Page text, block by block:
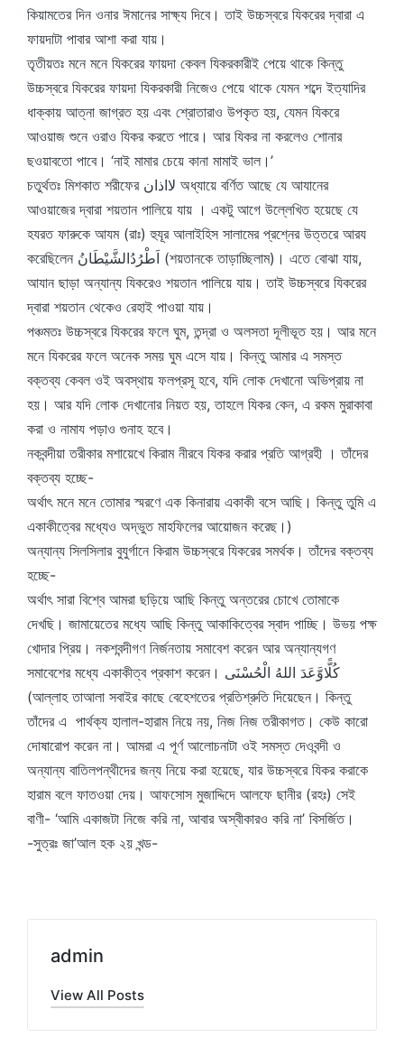
কিয়ামতের দিন ওনার ঈমানের সাক্ষ্য দিবে। তাই উচ্চস্বরে যিকরের দ্বারা এ
ফায়দাটা পাবার আশা করা যায়।
তৃতীয়তঃ মনে মনে যিকরের ফায়দা কেবল যিকরকারীই পেয়ে থাকে কিন্তু
উচ্চস্বরে যিকরের ফায়দা যিকরকারী নিজেও পেয়ে থাকে যেমন শব্দে ইত্যাদির
ধাক্কায় আত্না জাগ্রত হয় এবং শ্রোতারাও উপকৃত হয়, যেমন যিকরে
আওয়াজ শুনে ওরাও যিকর করতে পারে। আর ‍যিকর না করলেও শোনার
ছওয়াবতো পাবে। ‘নাই মামার চেয়ে কানা মামাই ভাল।’
চতুর্থতঃ মিশকাত শরীফের لااذان অধ্যায়ে বর্ণিত আছে যে আযানের
আওয়াজের দ্বারা শয়তান পালিয়ে যায় । একটু আগে উল্লেখিত হয়েছে যে
হযরত ফারুকে আযম (রাঃ) হুযূর আলাইহিস সালামের প্রশ্নের উত্তরে আরয
করেছিলেন اَطْرُدُالشَّيْطَانُ (শয়তানকে তাড়াচ্ছিলাম)। এতে বোঝা যায়,
আযান ছাড়া অন্যান্য যিকরেও শয়তান পালিয়ে যায়। তাই উচ্চস্বরে যিকরের
দ্বারা শয়তান থেকেও রেহাই পাওয়া যায়।
পঞ্চমতঃ উচ্চস্বরে যিকরের ফলে ঘুম, তন্দ্রা ও অলসতা দূলীভূত হয়। আর মনে
মনে যিকরের ফলে অনেক সময় ঘুম এসে যায়। কিন্তু আমার এ সমস্ত
বক্তব্য কেবল ওই অবস্থায় ফলপ্রসূ হবে, যদি লোক দেখানো অভিপ্রায় না
হয়। আর যদি লোক দেখানোর নিয়ত হয়, তাহলে যিকর কেন, এ রকম মুরাকাবা
করা ও নামায পড়াও গুনাহ হবে।
নকবন্দীয়া তরীকার মশায়েখে কিরাম নীরবে যিকর করার প্রতি আগ্রহী । তাঁদের
বক্তব্য হচ্ছে-
অর্থাৎ মনে মনে তোমার স্মরণে এক কিনারায় একাকী বসে আছি। কিন্তু তুমি এ
একাকীত্বের মধ্যেও অদ্ভুত মাহফিলের আয়োজন করেছ।)
অন্যান্য সিলসিলার বুযুর্গানে কিরাম উচ্চস্বরে যিকরের সমর্থক। তাঁদের বক্তব্য
হচ্ছে-
অর্থাৎ সারা বিশ্বে আমরা ছড়িয়ে আছি কিন্তু অন্তরের চোখে তোমাকে
দেখছি। জামায়েতের মধ্যে আছি কিন্তু আকাকিত্বের স্বাদ পাচ্ছি। উভয় পক্ষ
খোদার প্রিয়। নকশবন্দীগণ নির্জনতায় সমাবেশ করেন আর অন্যান্যগণ
সমাবেশের মধ্যে একাকীত্ব প্রকাশ করেন। كُلًّاوَّعَدَ اللهُ الْحُسْنَى
(আল্লাহ তাআলা সবাইর কাছে বেহেশতের প্রতিশ্রুতি দিয়েছেন। কিন্তু
তাঁদের এ পার্থক্য হালাল-হারাম নিয়ে নয়, নিজ নিজ তরীকাগত। কেউ কারো
দোষারোপ করেন না। আমরা এ পূর্ণ আলোচনাটা ওই সমস্ত দেওবন্দী ও
অন্যান্য বাতিলপন্থীদের জন্য নিয়ে করা হয়েছে, যার উচ্চস্বরে যিকর করাকে
হারাম বলে ফাতওয়া দেয়। আফসোস মুজাদ্দিদে আলফে ছানীর (রহঃ) সেই
বাণী- ‘আমি একাজটা নিজে করি না, আবার অস্বীকারও করি না’ বিসর্জিত।
-সুত্রঃ জা’আল হক ২য় খন্ড-
admin
View All Posts